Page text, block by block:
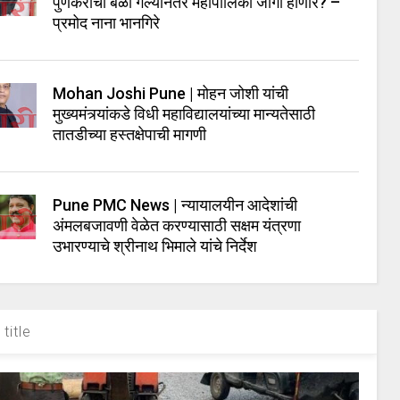
प्रमोद नाना भानगिरे
Mohan Joshi Pune | मोहन जोशी यांची
मुख्यमंत्र्यांकडे विधी महाविद्यालयांच्या मान्यतेसाठी
तातडीच्या हस्तक्षेपाची मागणी
Pune PMC News | न्यायालयीन आदेशांची
अंमलबजावणी वेळेत करण्यासाठी सक्षम यंत्रणा
उभारण्याचे श्रीनाथ भिमाले यांचे निर्देश